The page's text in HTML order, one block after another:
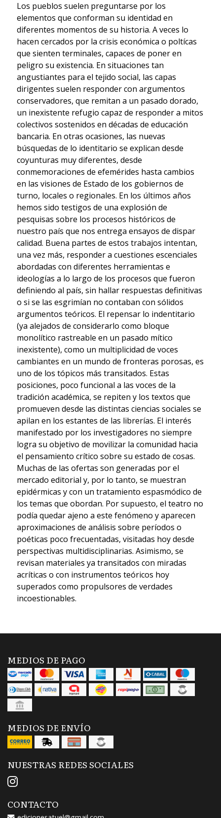
Los pueblos suelen preguntarse por los
elementos que conforman su identidad en
diferentes momentos de su historia. A veces lo
hacen cercados por la crisis económica o poltícas
que sienten terminales, capaces de poner en
peligro su existencia. En situaciones tan
angustiantes para el tejido social, las capas
dirigentes suelen responder con argumentos
conservadores, que remitan a un pasado dorado,
un inexistente refugio capaz de responder a mitos
colectivos sostenidos en décadas de educación
bancaria. En otras ocasiones, las nuevas
búsquedas de lo identitario se explican desde
coyunturas muy diferentes, desde
conmemoraciones de efemérides hasta cambios
en las visiones de Estado de los gobiernos de
turno, locales o regionales. En los últimos años
hemos sido testigos de una explosión de
pesquisas sobre los procesos históricos de
nuestro país que nos entrega ensayos de dispar
calidad. Buena partes de estos trabajos intentan,
una vez más, responder a cuestiones escenciales
abordadas con diferentes herramientas e
ideologías a lo largo de los procesos que fueron
definiendo al país, sin hallar respuestas definitivas
o si se las esgrimían no contaban con sólidos
argumentos teóricos. El repensar lo indentitario
(ya alejados de considerarlo como bloque
monolítico rastreable en un pasado mítico
inexistente), como un multiplicidad de voces
cambiantes en un mundo de fronteras porosas, es
uno de los tópicos más transitados. Estas
posiciones, poco funcional a las voces de la
tradición académica, se repiten y los textos que
promueven desde las distintas ciencias sociales se
apilan en los estantes de las librerías. El interés
manifestado por los investigadores no siempre
logra su objetivo de movilizar la comunidad hacia
el pensamiento crítico sobre su estado de cosas.
Muchas de las ofertas son generadas por el
mercado editorial y, por lo tanto, se muestran
epidérmicas y con un tratamiento espasmódico de
los temas que obordan. Por supuesto, el teatro no
podía quedar ajeno a este fenómeno y aparecen
aproximaciones de análisis sobre períodos o
poéticas poco frecuentadas, visitadas hoy desde
perspectivas multidisciplinarias. Asimismo, se
revisan materiales ya transitados con miradas
acríticas o con instrumentos teóricos hoy
superados como propulsores de verdades
incoestionables.
MEDIOS DE PAGO
MEDIOS DE ENVÍO
NUESTRAS REDES SOCIALES
CONTACTO